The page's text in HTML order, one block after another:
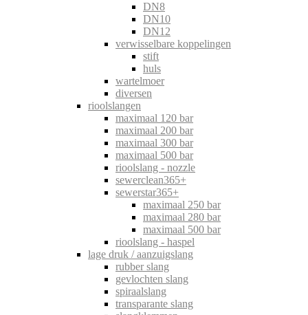
DN8
DN10
DN12
verwisselbare koppelingen
stift
huls
wartelmoer
diversen
rioolslangen
maximaal 120 bar
maximaal 200 bar
maximaal 300 bar
maximaal 500 bar
rioolslang - nozzle
sewerclean365+
sewerstar365+
maximaal 250 bar
maximaal 280 bar
maximaal 500 bar
rioolslang - haspel
lage druk / aanzuigslang
rubber slang
gevlochten slang
spiraalslang
transparante slang